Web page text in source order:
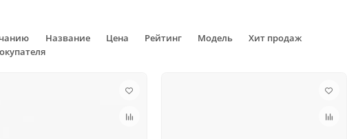
Название Цена Рейтинг Модель
Хит продаж